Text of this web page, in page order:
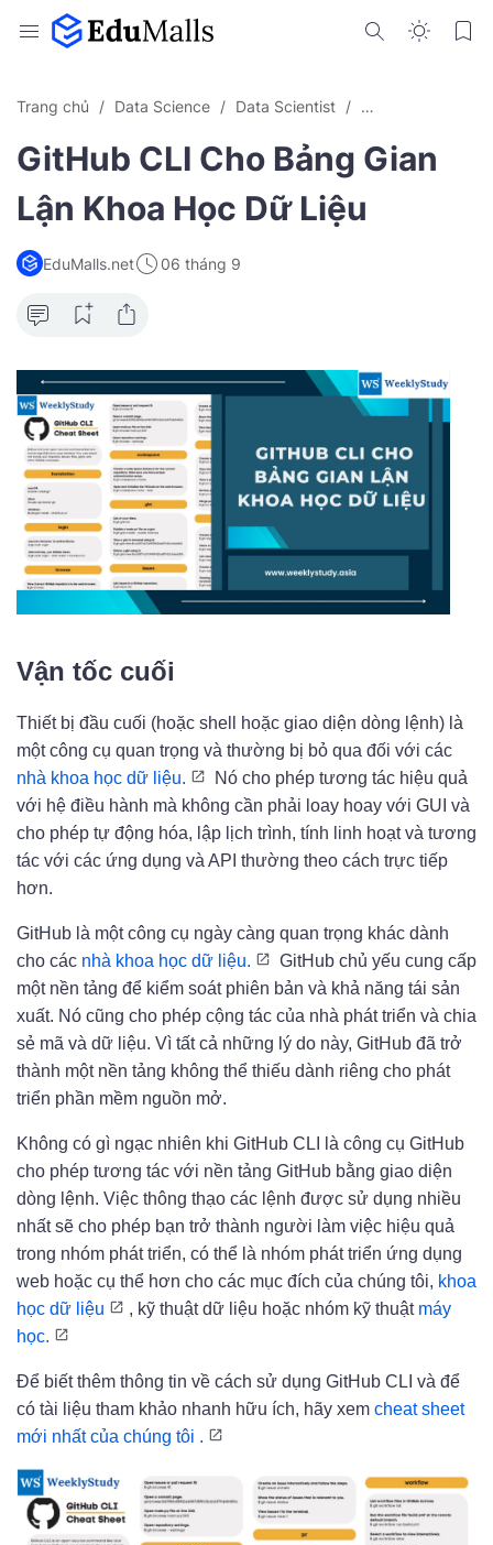
Trang chủ Data Science Data Scientist Kiến Thức Data
GitHub CLI Cho Bảng Gian
Lận Khoa Học Dữ Liệu
EduMalls.net 06 tháng 9
Vận tốc cuối
Thiết bị đầu cuối (hoặc shell hoặc giao diện dòng lệnh) là
một công cụ quan trọng và thường bị bỏ qua đối với các
nhà khoa học dữ liệu.
Nó cho phép tương tác hiệu quả
với hệ điều hành mà không cần phải loay hoay với GUI và
cho phép tự động hóa, lập lịch trình, tính linh hoạt và tương
tác với các ứng dụng và API thường theo cách trực tiếp
hơn.
GitHub là một công cụ ngày càng quan trọng khác dành
cho các nhà khoa học dữ liệu.
GitHub chủ yếu cung cấp
một nền tảng để kiểm soát phiên bản và khả năng tái sản
xuất. Nó cũng cho phép cộng tác của nhà phát triển và chia
sẻ mã và dữ liệu. Vì tất cả những lý do này, GitHub đã trở
thành một nền tảng không thể thiếu dành riêng cho phát
triển phần mềm nguồn mở.
Không có gì ngạc nhiên khi GitHub CLI là công cụ GitHub
cho phép tương tác với nền tảng GitHub bằng giao diện
dòng lệnh. Việc thông thạo các lệnh được sử dụng nhiều
nhất sẽ cho phép bạn trở thành người làm việc hiệu quả
trong nhóm phát triển, có thể là nhóm phát triển ứng dụng
web hoặc cụ thể hơn cho các mục đích của chúng tôi, khoa
học dữ liệu
, kỹ thuật dữ liệu hoặc nhóm kỹ thuật máy
học.
Để biết thêm thông tin về cách sử dụng GitHub CLI và để
có tài liệu tham khảo nhanh hữu ích, hãy xem cheat sheet
mới nhất của chúng tôi .